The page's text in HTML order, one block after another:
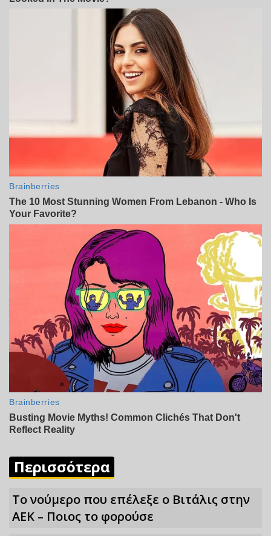
Περισσότερα
Το νούμερο που επέλεξε ο Βιτάλις στην
ΑΕΚ – Ποιος το φορούσε